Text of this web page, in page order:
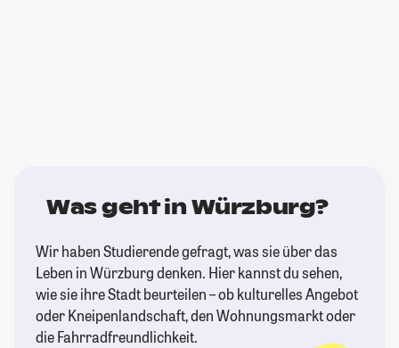
Was geht in Würzburg?
Wir haben Studierende gefragt, was sie über das
Leben in Würzburg denken. Hier kannst du sehen,
wie sie ihre Stadt beurteilen – ob kulturelles Angebot
oder Kneipenlandschaft, den Wohnungsmarkt oder
die Fahrradfreundlichkeit.